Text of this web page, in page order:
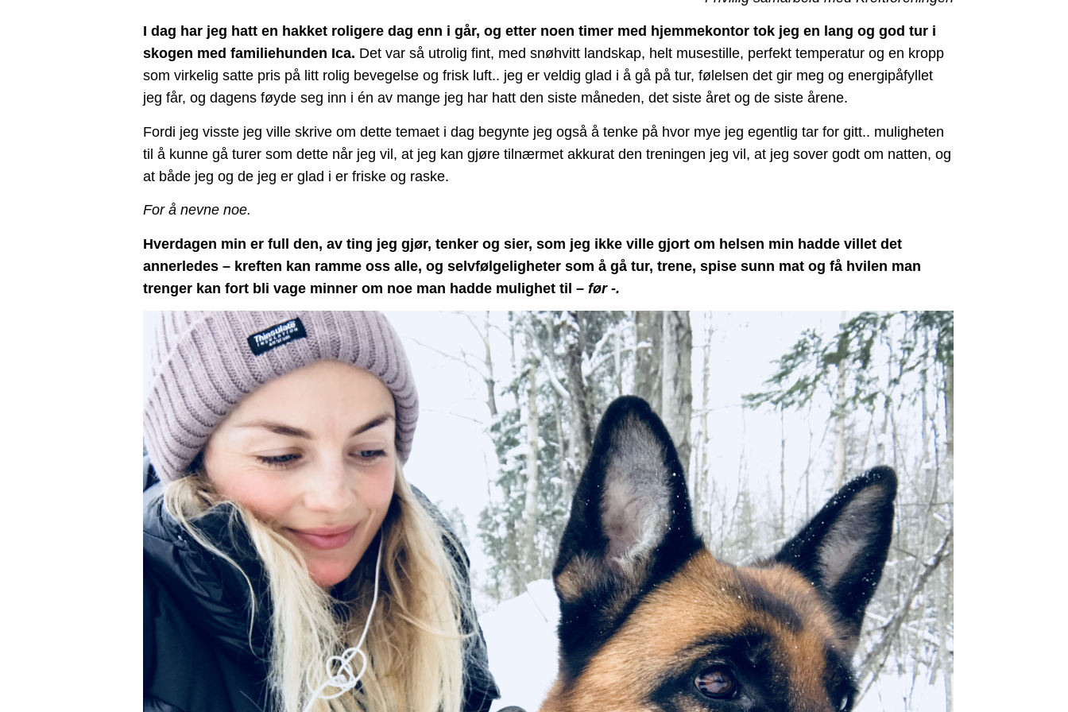
I dag har jeg hatt en hakket roligere dag enn i går, og etter noen timer med hjemmekontor tok jeg en lang og god tur i
skogen med familiehunden Ica. Det var så utrolig fint, med snøhvitt landskap, helt musestille, perfekt temperatur og en kropp
som virkelig satte pris på litt rolig bevegelse og frisk luft.. jeg er veldig glad i å gå på tur, følelsen det gir meg og energipåfyllet
jeg får, og dagens føyde seg inn i én av mange jeg har hatt den siste måneden, det siste året og de siste årene.
Fordi jeg visste jeg ville skrive om dette temaet i dag begynte jeg også å tenke på hvor mye jeg egentlig tar for gitt.. muligheten
til å kunne gå turer som dette når jeg vil, at jeg kan gjøre tilnærmet akkurat den treningen jeg vil, at jeg sover godt om natten, og
at både jeg og de jeg er glad i er friske og raske.
For å nevne noe.
Hverdagen min er full den, av ting jeg gjør, tenker og sier, som jeg ikke ville gjort om helsen min hadde villet det
annerledes – kreften kan ramme oss alle, og selvfølgeligheter som å gå tur, trene, spise sunn mat og få hvilen man
trenger kan fort bli vage minner om noe man hadde mulighet til – før -.